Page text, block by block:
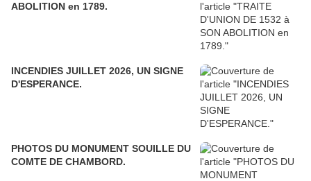
ABOLITION en 1789.
INCENDIES JUILLET 2026, UN SIGNE
D'ESPERANCE.
PHOTOS DU MONUMENT SOUILLE DU
COMTE DE CHAMBORD.